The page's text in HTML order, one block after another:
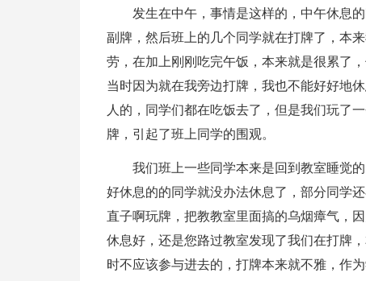
发生在中午，事情是这样的，中午休息
副牌，然后班上的几个同学就在打牌了，本
劳，在加上刚刚吃完午饭，本来就是很累了
当时因为就在我旁边打牌，我也不能好好地
人的，同学们都在吃饭去了，但是我们玩了
牌，引起了班上同学的围观。
我们班上一些同学本来是回到教室睡觉
好休息的的同学就没办法休息了，部分同学
直子啊玩牌，把教教室里面搞的乌烟瘴气，
休息好，还是您路过教室发现了我们在打牌
时不应该参与进去的，打牌本来就不雅，作